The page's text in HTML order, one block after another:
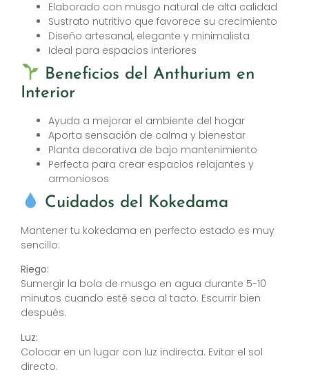
Elaborado con musgo natural de alta calidad
Sustrato nutritivo que favorece su crecimiento
Diseño artesanal, elegante y minimalista
Ideal para espacios interiores
Beneficios del Anthurium en
Interior
Ayuda a mejorar el ambiente del hogar
Aporta sensación de calma y bienestar
Planta decorativa de bajo mantenimiento
Perfecta para crear espacios relajantes y
armoniosos
Cuidados del Kokedama
Mantener tu kokedama en perfecto estado es muy
sencillo:
Riego:
Sumergir la bola de musgo en agua durante 5-10
minutos cuando esté seca al tacto. Escurrir bien
después.
Luz:
Colocar en un lugar con luz indirecta. Evitar el sol
directo.